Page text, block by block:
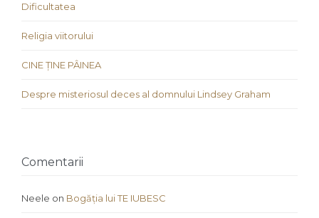
Dificultatea
Religia viitorului
CINE ȚINE PÂINEA
Despre misteriosul deces al domnului Lindsey Graham
Comentarii
Neele on Bogăția lui TE IUBESC